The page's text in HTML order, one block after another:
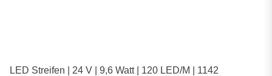
LED Streifen | 24 V | 9,6 Watt | 120 LED/M | 1142